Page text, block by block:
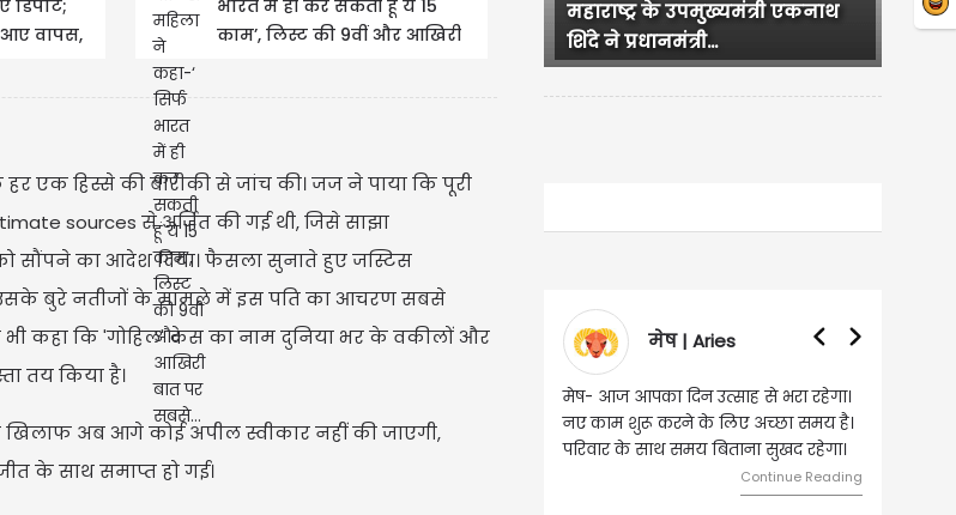
वापस,
भारत में ही कर सकती हूं ये 15
काम’, लिस्ट की 9वीं और आखिरी
एक हिस्से की बारीकी से जांच की। जज ने पाया कि पूरी
sources से अर्जित की गई थी, जिसे साझा
सौंपने का आदेश दिया। फैसला सुनाते हुए जस्टिस
उसके बुरे नतीजों के मामले में इस पति का आचरण सबसे
भी कहा कि 'गोहिल' केस का नाम दुनिया भर के वकीलों और
तय किया है।
अब आगे कोई अपील स्वीकार नहीं की जाएगी,
के साथ समाप्त हो गई।
महाराष्ट्र के उपमुख्यमंत्री एकनाथ
शिंदे ने प्रधानमंत्री...
Backless dress
मेष | Aries
मेष- आज आपका दिन उत्साह से भरा रहेगा।
नए काम शुरू करने के लिए अच्छा समय है।
परिवार के साथ समय बिताना सुखद रहेगा।
Continue Reading
वृषभ |
वृष- आज का दिन इस
लिए शुभ रहने वाला है।
मामलों में सफलता मिलेगी।
मेलजोल बढ़ेगा। आर्थिक
समझकर...